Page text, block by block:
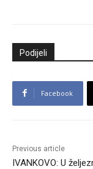
Podijeli
Facebook
Previous article
IVANKOVO: U